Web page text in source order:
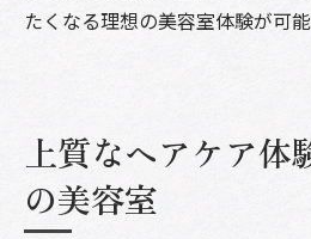
たくなる理想の美容室体験が可能
上質なヘアケア体
の美容室